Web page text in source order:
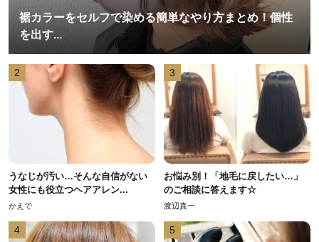
裾カラーをセルフで染める簡単なやり方まとめ！個性
を出す...
2
うなじが汚い…そんな自信がない
女性にも役立つヘアアレン...
かえで
3
お悩み別！「地毛に戻したい…」
のご相談に答えます☆
渡辺真一
4 5